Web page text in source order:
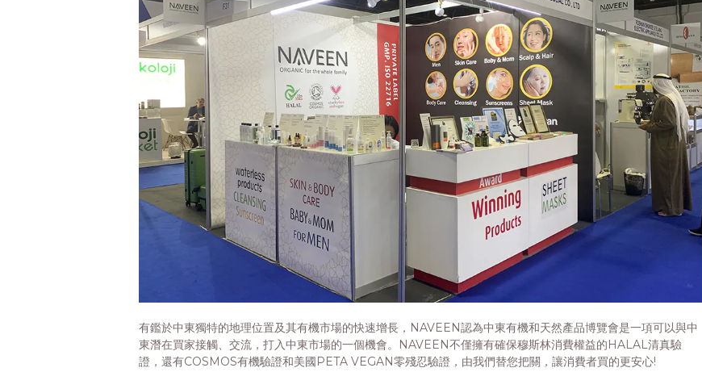
有鑑於中東獨特的地理位置及其有機市場的快速增長，NAVEEN認為中東有機和天然產品博覽會是一項可以與中
東潛在買家接觸、交流，打入中東市場的一個機會。NAVEEN不僅擁有確保穆斯林消費權益的HALAL清真驗
證，還有COSMOS有機驗證和美國PETA VEGAN零殘忍驗證，由我們替您把關，讓消費者買的更安心!